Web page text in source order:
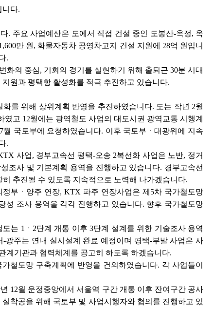
니다.
. 주요 사업예산은 도에서 직접 건설 중인 도봉산-옥정, 옥
만 원, 화물자동차 공영차고지 건설 지원에 28억 원입니
.
의 중심, 기회의 경기를 실현하기 위해 출퇴근 30분 시대
원과 평택항 활성화를 적극 추진하고 있습니다.
를 위해 상위계획 반영을 추진하였습니다. 도는 작년 2월
고 12월에는 광역철도 사업의 대도시권 광역교통 시행계
국토부에 요청하였습니다. 이후 국토부ㆍ대광위에 지속
.
사업, 경부고속선 평택-오송 2복선화 사업은 노반, 정거
조사 및 기본계획 용역을 진행하고 있습니다. 경부고속선
추진될 수 있도록 지속적으로 노력해 나가겠습니다.
부ㆍ양주 연장, KTX 파주 연장사업은 제5차 국가철도망
성 조사 용역을 각각 진행하고 있습니다. 향후 국가철도망
는 1ㆍ2단계 개통 이후 3단계 설계를 위한 기술조사 용역
광주는 연내 실시설계 완료 예정이며 평택-부발 사업은 사
계기관과 협력체계를 공고히 하도록 하겠습니다.
철도망 구축계획에 반영을 건의하였습니다. 각 사업들이
12월 운정중앙에서 서울역 구간 개통 이후 잔여구간 공사
착공을 위해 국토부 및 사업시행자와 협의를 진행하고 있